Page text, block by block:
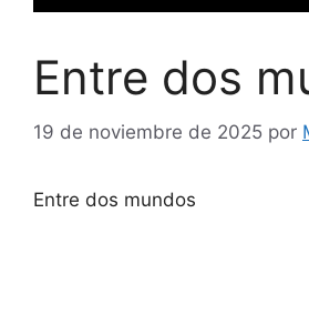
Entre dos
19 de noviembre de 2025 por
Entre dos mundos